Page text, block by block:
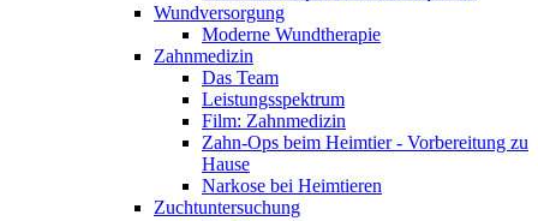
Wundversorgung
Moderne Wundtherapie
Zahnmedizin
Das Team
Leistungsspektrum
Film: Zahnmedizin
Zahn-Ops beim Heimtier - Vorbereitung zu
Hause
Narkose bei Heimtieren
Zuchtuntersuchung